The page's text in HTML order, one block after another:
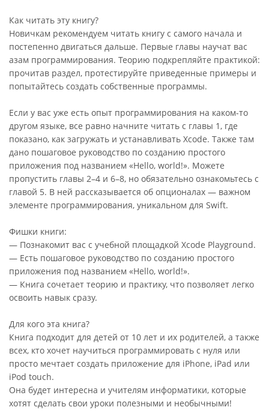
Как читать эту книгу?
Новичкам рекомендуем читать книгу с самого начала и
постепенно двигаться дальше. Первые главы научат вас
азам программирования. Теорию подкрепляйте практикой:
прочитав раздел, протестируйте приведенные примеры и
попытайтесь создать собственные программы.
Если у вас уже есть опыт программирования на каком-то
другом языке, все равно начните читать с главы 1, где
показано, как загружать и устанавливать Xcode. Также там
дано пошаговое руководство по созданию простого
приложения под названием «Hello, world!». Можете
пропустить главы 2–4 и 6–8, но обязательно ознакомьтесь с
главой 5. В ней рассказывается об опционалах — важном
элементе программирования, уникальном для Swift.
Фишки книги:
— Познакомит вас с учебной площадкой Xcode Playground.
— Есть пошаговое руководство по созданию простого
приложения под названием «Hello, world!».
— Книга сочетает теорию и практику, что позволяет легко
освоить навык сразу.
Для кого эта книга?
Книга подходит для детей от 10 лет и их родителей, а также
всех, кто хочет научиться программировать с нуля или
просто мечтает создать приложение для iPhone, iPad или
iPod touch.
Она будет интересна и учителям информатики, которые
хотят сделать свои уроки полезными и необычными!